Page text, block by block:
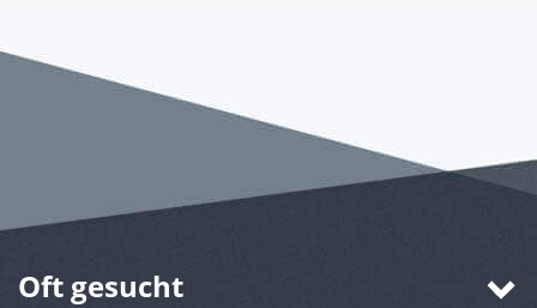
Oft gesucht